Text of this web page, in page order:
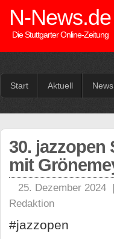
N-News.de
Die Stuttgarter Online-Zeitung
Start Aktuell
30.
mit
25. Dezember 2024
Redaktion
#jazzopen